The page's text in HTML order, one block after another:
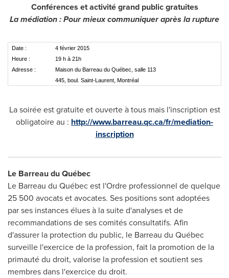
Conférences et activité grand public gratuites
La médiation : Pour mieux communiquer après la rupture
Date :
4 février 2015
Heure :
19 h à 21h
Adresse :
Maison du Barreau du Québec, salle 113
445, boul. Saint-Laurent, Montréal
La soirée est gratuite et ouverte à tous mais l'inscription est
obligatoire au : http://www.barreau.qc.ca/fr/mediation-
inscription
Le Barreaudu Québec
Le Barreau du Québec est l'Ordre professionnel de quelque
25 500 avocats et avocates. Ses positions sont adoptées
par ses instances élues à la suite d'analyses et de
recommandations de ses comités consultatifs. Afin
d'assurer la protection du public, le Barreau du Québec
surveille l'exercice de la profession, fait la promotion de la
primauté du droit, valorise la profession et soutient ses
membres dans l'exercice du droit.